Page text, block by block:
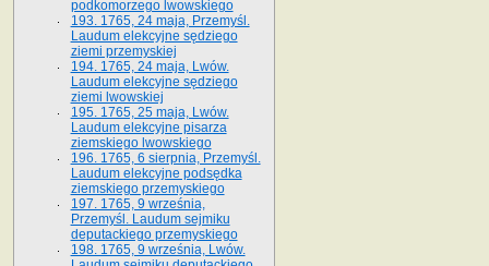
podkomorzego lwowskiego
193. 1765, 24 maja, Przemyśl.
Laudum elekcyjne sędziego
ziemi przemyskiej
194. 1765, 24 maja, Lwów.
Laudum elekcyjne sędziego
ziemi lwowskiej
195. 1765, 25 maja, Lwów.
Laudum elekcyjne pisarza
ziemskiego lwowskiego
196. 1765, 6 sierpnia, Przemyśl.
Laudum elekcyjne podsędka
ziemskiego przemyskiego
197. 1765, 9 września,
Przemyśl. Laudum sejmiku
deputackiego przemyskiego
198. 1765, 9 września, Lwów.